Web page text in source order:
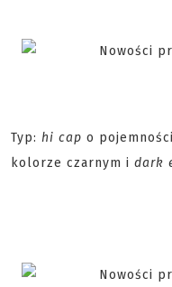
Typ: hi cap o
kolorze czarnym i dark